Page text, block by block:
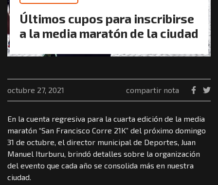
Últimos cupos para inscribirse
a la media maratón de la ciudad
octubre 27, 2021 compartir nota
En la cuenta regresiva para la cuarta edición de la media
maratón “San Francisco Corre 21K” del próximo domingo
31 de octubre, el director municipal de Deportes, Juan
Manuel Iturburu, brindó detalles sobre la organización
del evento que cada año se consolida más en nuestra
ciudad.